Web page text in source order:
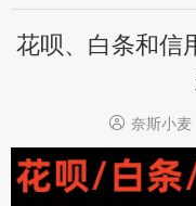
花呗、白条和信
 奈斯小